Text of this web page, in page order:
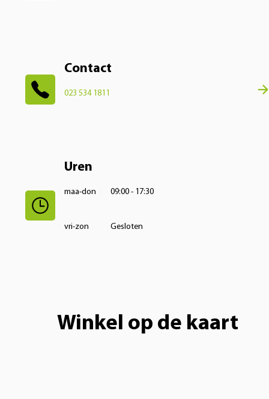
Contact
023 534 1811
Uren
maa-don 09:00 - 17:30
vri-zon Gesloten
Winkel op de kaart